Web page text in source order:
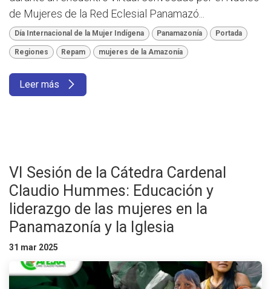
de Mujeres de la Red Eclesial Panamazó...
Día Internacional de la Mujer Indígena Panamazonía Portada
Regiones Repam mujeres de la Amazonía
Leer más
VI Sesión de la Cátedra Cardenal
Claudio Hummes: Educación y
liderazgo de las mujeres en la
Panamazonía y la Iglesia
31 mar 2025